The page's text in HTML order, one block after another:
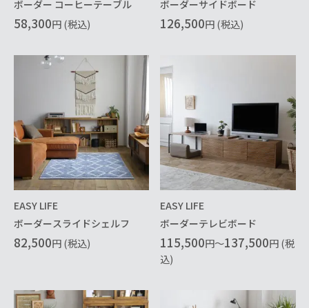
ボーダー コーヒーテーブル
58,300円 (税込)
ボーダーサイドボード
126,500円 (税込)
EASY LIFE
ボーダースライドシェルフ
82,500円 (税込)
EASY LIFE
ボーダーテレビボード
115,500円～137,500円 (税
込)